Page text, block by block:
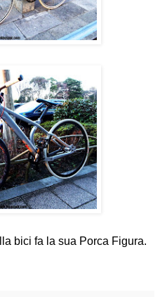
bici fa la sua Porca Figura.